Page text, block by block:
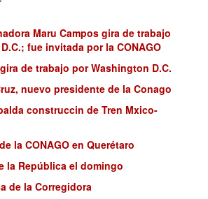
Maru Campos gira de trabajo
fue invitada por la CONAGO
de trabajo por Washington D.C.
nuevo presidente de la Conago
construccin de Tren Mxico-
la CONAGO en Querétaro
la República el domingo
de la Corregidora